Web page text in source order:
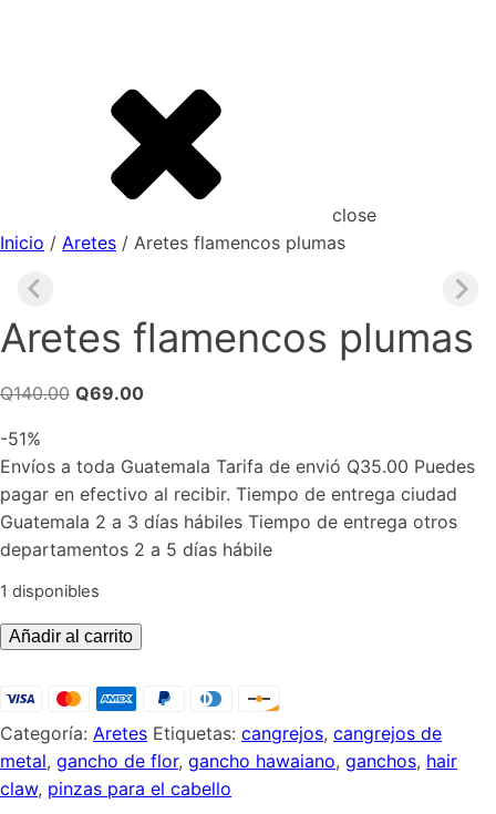
close
Inicio / Aretes / Aretes flamencos plumas
Aretes flamencos plumas
Q140.00 El
era:
Q140.00.
Q69.00El
es:
Q69.00.
-51%
Envíos a toda Guatemala Tarifa de envió Q35.00 Puedes
pagar en efectivo al recibir. Tiempo de entrega ciudad
Guatemala 2 a 3 días hábiles Tiempo de entrega otros
departamentos 2 a 5 días hábile
1 disponibles
Aretes
plumas
Añadir al carrito
Categoría: Aretes Etiquetas: cangrejos, cangrejos de
metal, gancho de flor, gancho hawaiano, ganchos, hair
claw, pinzas para el cabello